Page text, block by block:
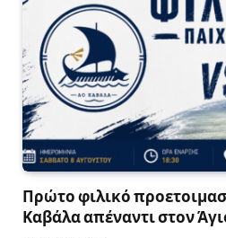
Πρώτο φιλικό
Καβάλα απέναντι στον